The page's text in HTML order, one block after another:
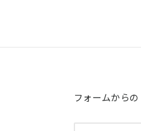
フォームからの